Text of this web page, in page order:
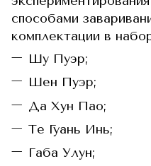
способами
комплектации в
Шу Пуэр;
Шен Пуэр;
Да Хун Пао;
Те Гуань Инь;
Габа Улун;